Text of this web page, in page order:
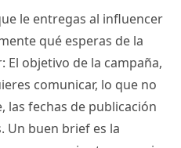
le entregas al influencer
qué esperas de la
El objetivo de la campaña,
comunicar, lo que no
las fechas de publicación
Un buen brief es la